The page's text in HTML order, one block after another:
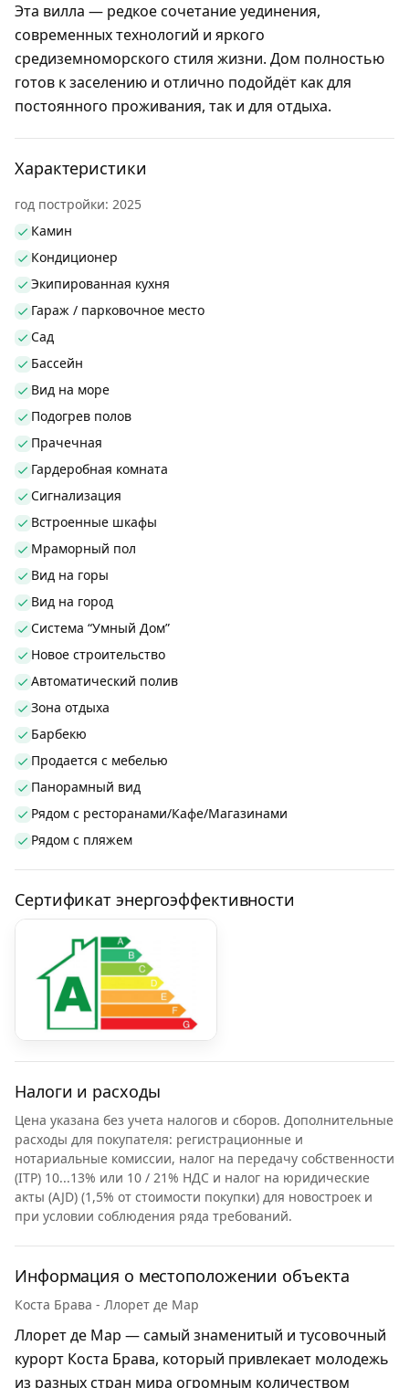
Эта вилла — редкое сочетаниеуединения,
современных технологий и яркого
средиземноморского стиля жизни. Дом полностью
готов к заселению и отлично подойдёт как для
постоянного проживания, так и для отдыха.
Характеристики
год постройки: 2025
Камин
Кондиционер
Экипированная кухня
Гараж / парковочное место
Сад
Бассейн
Вид на море
Подогрев полов
Прачечная
Гардеробная комната
Сигнализация
Встроенные шкафы
Мраморный пол
Вид на горы
Вид на город
Система “Умный Дом”
Новое строительство
Автоматический полив
Зона отдыха
Барбекю
Продается с мебелью
Панорамный вид
Рядом с ресторанами/Кафе/Магазинами
Рядом с пляжем
Сертификат энергоэффективности
Налоги и расходы
Цена указана без учета налогов и сборов. Дополнительные
расходы для покупателя: регистрационные и
нотариальные комиссии, налог на передачу собственности
(ITP) 10...13% или 10 / 21% НДС и налог на юридические
акты (AJD) (1,5% от стоимости покупки) для новостроек и
при условии соблюдения ряда требований.
Информация о местоположении объекта
Коста Брава - Ллорет де Мар
Ллорет де Мар — самый знаменитый и тусовочный
курорт Коста Брава, который привлекает молодежь
из разных стран мира огромным количеством